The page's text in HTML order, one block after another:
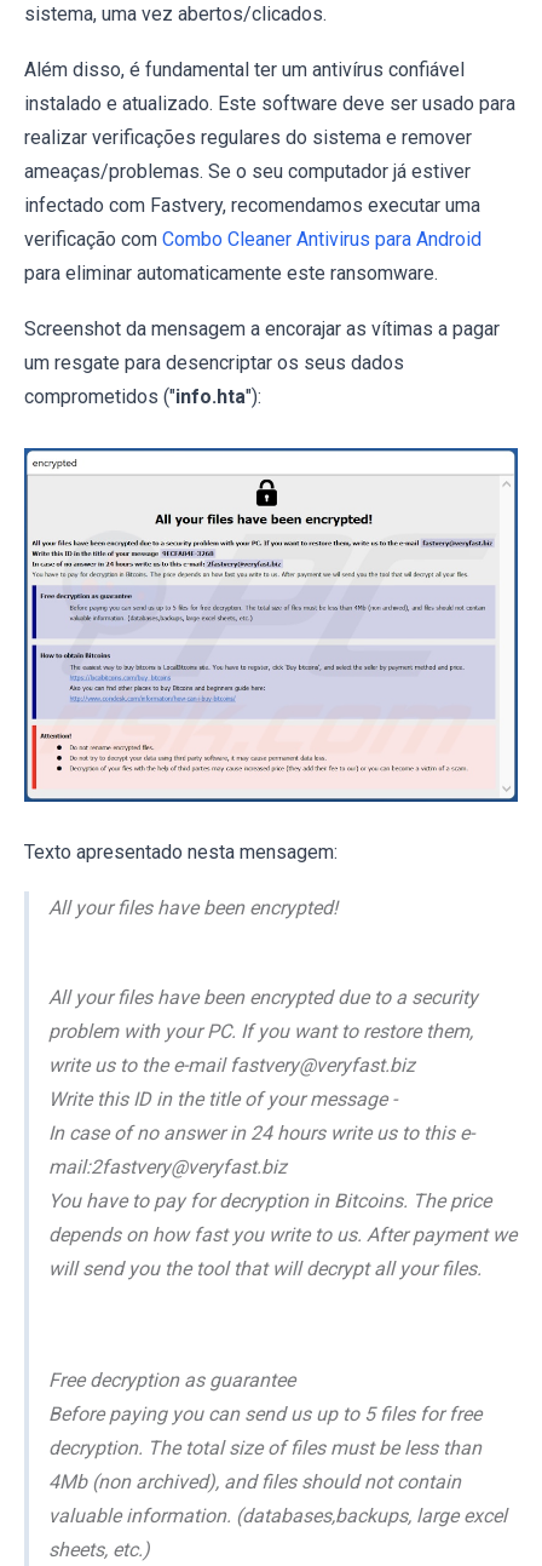
sistema, uma vez abertos/clicados.
Além disso, é fundamental ter um antivírus confiável
instalado e atualizado. Este software deve ser usado para
realizar verificações regulares do sistema e remover
ameaças/problemas. Se o seu computador já estiver
infectado com Fastvery, recomendamos executar uma
verificação com Combo Cleaner Antivirus para Android
para eliminar automaticamente este ransomware.
Screenshot da mensagem a encorajar as vítimas a pagar
um resgate para desencriptar os seus dados
comprometidos ("info.hta"):
Texto apresentado nesta mensagem:
All your files have been encrypted!
All your files have been encrypted due to a security
problem with your PC. If you want to restore them,
write us to the e-mail fastvery@veryfast.biz
Write this ID in the title of your message -
In case of no answer in 24 hours write us to this e-
mail:2fastvery@veryfast.biz
You have to pay for decryption in Bitcoins. The price
depends on how fast you write to us. After payment we
will send you the tool that will decrypt all your files.
Free decryption as guarantee
Before paying you can send us up to 5 files for free
decryption. The total size of files must be less than
4Mb (non archived), and files should not contain
valuable information. (databases,backups, large excel
sheets, etc.)